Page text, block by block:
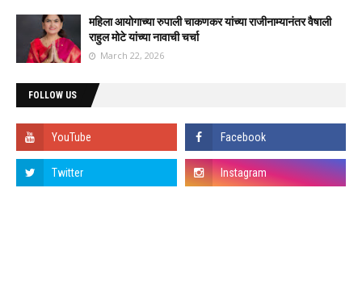
महिला आयोगाच्या रुपाली चाकणकर यांच्या राजीनाम्यानंतर वैषाली
राहुल मोटे यांच्या नावाची चर्चा
March 22, 2026
FOLLOW US